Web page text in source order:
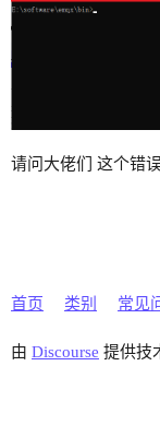
请问大佬们 这个错
首页 类别 常见
由 Discourse 提供技